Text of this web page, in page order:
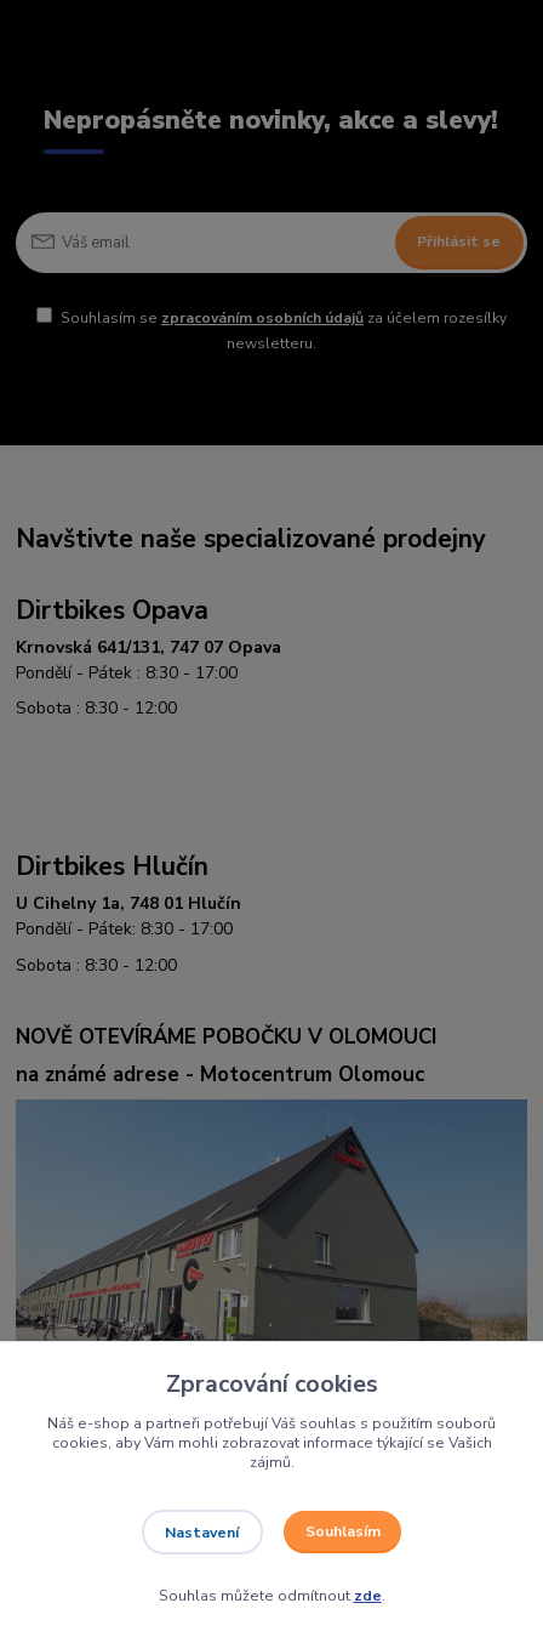
Nepropásněte novinky, akce a slevy!
Přihlásit se
Souhlasím se zpracováním osobních údajůza účelem rozesílky
newsletteru.
Navštivte naše specializované prodejny
Dirtbikes Opava
Krnovská 641/131, 747 07 Opava
Pondělí - Pátek : 8:30 - 17:00
Sobota : 8:30 - 12:00
Dirtbikes Hlučín
U Cihelny 1a, 748 01 Hlučín
Pondělí - Pátek: 8:30 - 17:00
Sobota : 8:30 - 12:00
NOVĚ OTEVÍRÁME POBOČKU V OLOMOUCI
na známé adrese - Motocentrum Olomouc
Dirtbikes Olomouc
Zpracování cookies
Náš e-shop a partneři potřebují Váš souhlas s použitím souborů
cookies, aby Vám mohli zobrazovat informace týkající se Vašich
zájmů.
Nastavení Souhlasím
Souhlas můžete odmítnout zde.